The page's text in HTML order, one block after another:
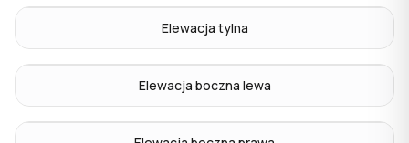
Elewacja tylna
Elewacja boczna lewa